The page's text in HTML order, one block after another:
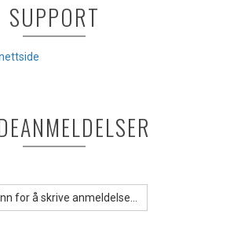
SUPPORT
for å skrive anmeldelse...